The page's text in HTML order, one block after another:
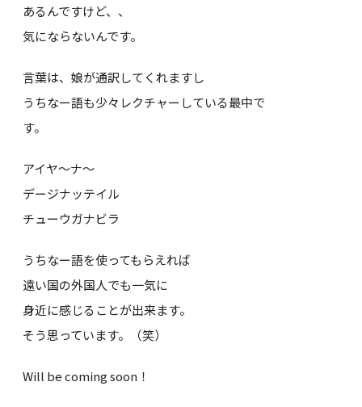
あるんですけど、、
気にならないんです。
言葉は、娘が通訳してくれますし
うちなー語も少々レクチャーしている最中で
す。
アイヤ～ナ～
デージナッテイル
チューウガナビラ
うちなー語を使ってもらえれば
遠い国の外国人でも一気に
身近に感じることが出来ます。
そう思っています。（笑）
Will be coming soon！